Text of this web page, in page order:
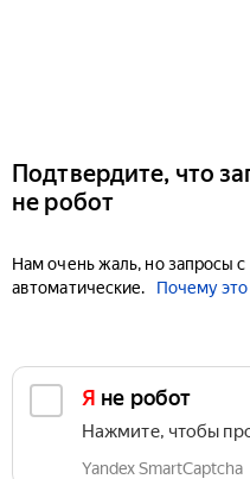
Подтвердите, что
не робот
Нам очень жаль, но запросы
автоматические.
Почему
Я не робот
Нажмите, чтобы
Yandex SmartCaptcha